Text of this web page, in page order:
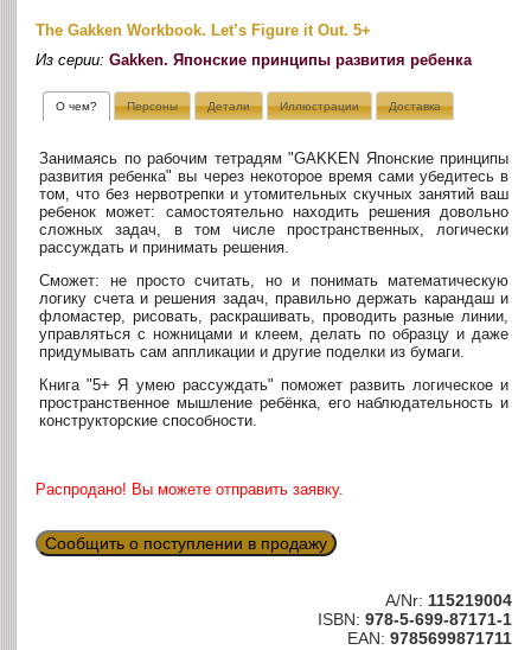
The Gakken Workbook. Let’s Figure it Out. 5+
Из серии:Gakken. Японские принципы развития ребенка
О чем? Персоны Детали Иллюстрации Доставка
Занимаясь по рабочим тетрадям "GAKKEN Японские принципы
развития ребенка" вы через некоторое время сами убедитесь в
том, что без нервотрепки и утомительных скучных занятий ваш
ребенок может: самостоятельно находить решения довольно
сложных задач, в том числе пространственных, логически
рассуждать и принимать решения.
Сможет: не просто считать, но и понимать математическую
логику счета и решения задач, правильно держать карандаш и
фломастер, рисовать, раскрашивать, проводить разные линии,
управляться с ножницами и клеем, делать по образцу и даже
придумывать сам аппликации и другие поделки из бумаги.
Книга "5+ Я умею рассуждать" поможет развить логическое и
пространственное мышление ребёнка, его наблюдательность и
конструкторские способности.
Распродано! Вы можете отправить заявку.
Сообщить о поступлении в продажу
A/Nr: 115219004
ISBN: 978-5-699-87171-1
EAN: 9785699871711